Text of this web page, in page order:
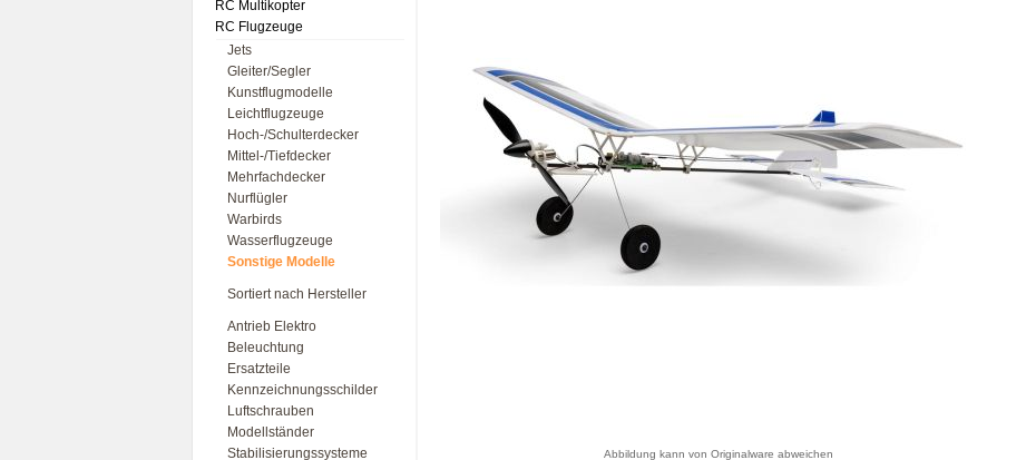
RC Multikopter
RC Flugzeuge
Jets
Gleiter/Segler
Kunstflugmodelle
Leichtflugzeuge
Hoch-/Schulterdecker
Mittel-/Tiefdecker
Mehrfachdecker
Nurflügler
Warbirds
Wasserflugzeuge
Sonstige Modelle
Sortiert nach Hersteller
Antrieb Elektro
Beleuchtung
Ersatzteile
Kennzeichnungsschilder
Luftschrauben
Modellständer
Stabilisierungssysteme
Abbildung kann von Originalware abweichen